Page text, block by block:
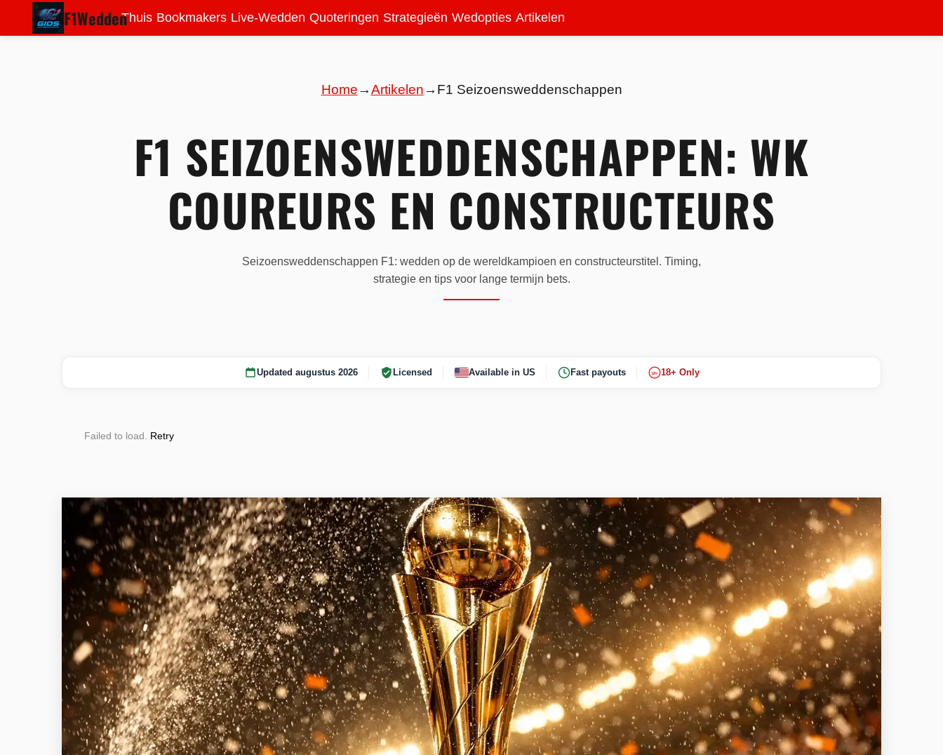
F1WeddenThuis Bookmakers Live-Wedden Quoteringen Strategieën Wedopties Artikelen
Home→Artikelen→ F1 Seizoensweddenschappen
F1 SEIZOENSWEDDENSCHAPPEN: WK
COUREURS EN CONSTRUCTEURS
Seizoensweddenschappen F1: wedden op de wereldkampioen en constructeurstitel. Timing,
strategie en tips voor lange termijn bets.
Updated augustus 2026 Licensed Available in US Fast payouts 18+ 18+ Only
Failed to load. Retry